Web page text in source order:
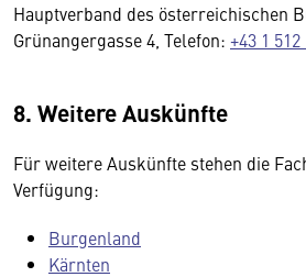
Hauptverband des österreichischen
Grünangergasse 4, Telefon: +43 1 512
8. Weitere Auskünfte
Für weitere Auskünfte stehen die
Verfügung:
Burgenland
Kärnten